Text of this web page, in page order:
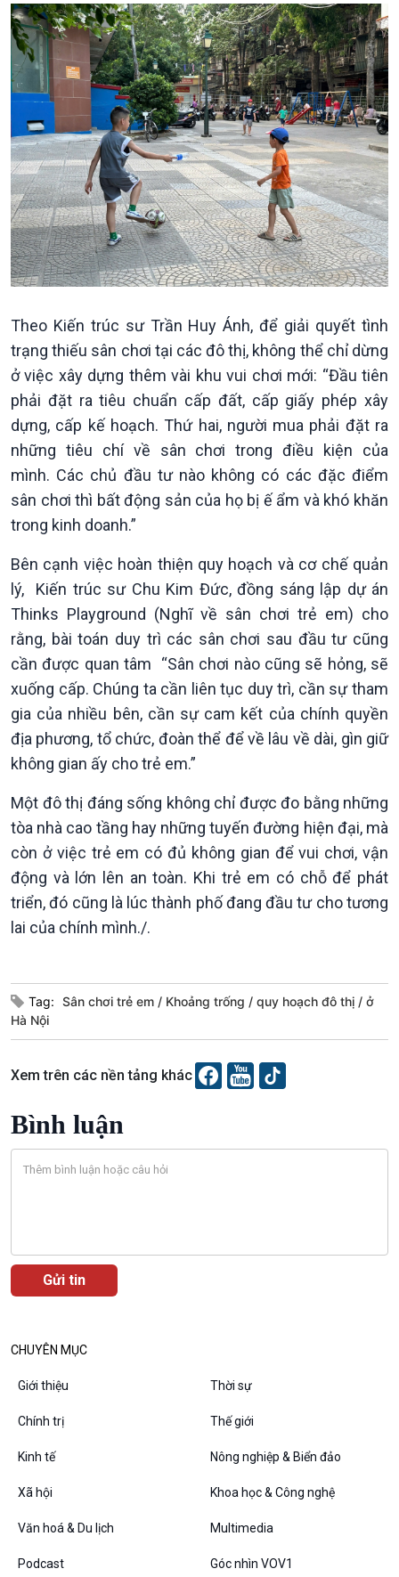
Tin Kinh tế
Trước giờ mở cửa
Dòng chảy Kinh tế
Sức sống hàng Việt
Khởi nghiệp
Tuyên chiến với gian lận
thương mại
Tin Nông nghiệp & Biển
đảo
Mùa vàng
Biển đảo Việt Nam
Tâm tình biên giới và hải
đảo
Tìm hiểu biển, đảo Việt
Nam
Xã hội
Tin Đời sống & Xã hội
360 độ Sức khỏe
Chuyển đổi Xanh
Tài nguyên và Môi trường
Chuyên gia của bạn
Bước chân đến trường
Khoa học & Công nghệ
Tin Khoa học & Công nghệ
Kết nối công nghệ
Sống chung với biến đổi
khí hậu
Văn hoá & Du lịch
Tin Văn hoá & Du lịch
Chát với người nổi tiếng
Câu chuyện Thể thao
Multimedia
Ảnh
Video
Infographic
E-Magazine
Podcast
Góc nhìn VOV1
VOV1 đặc biệt
Theo Kiến trúc sư Trần Huy Ánh, để giải quyết tình
trạng thiếu sân chơi tại các đô thị, không thể chỉ dừng
ở việc xây dựng thêm vài khu vui chơi mới: “Đầu tiên
phải đặt ra tiêu chuẩn cấp đất, cấp giấy phép xây
dựng, cấp kế hoạch. Thứ hai, người mua phải đặt ra
những tiêu chí về sân chơi trong điều kiện của
mình. Các chủ đầu tư nào không có các đặc điểm
sân chơi thì bất động sản của họ bị ế ẩm và khó khăn
trong kinh doanh.”
Bên cạnh việc hoàn thiện quy hoạch và cơ chế quản
lý, Kiến trúc sư Chu Kim Đức, đồng sáng lập dự án
Thinks Playground (Nghĩ về sân chơi trẻ em) cho
rằng, bài toán duy trì các sân chơi sau đầu tư cũng
cần được quan tâm “Sân chơi nào cũng sẽ hỏng, sẽ
xuống cấp. Chúng ta cần liên tục duy trì, cần sự tham
gia của nhiều bên, cần sự cam kết của chính quyền
địa phương, tổ chức, đoàn thể để về lâu về dài, gìn giữ
không gian ấy cho trẻ em.”
Một đô thị đáng sống không chỉ được đo bằng những
tòa nhà cao tầng hay những tuyến đường hiện đại, mà
còn ở việc trẻ em có đủ không gian để vui chơi, vận
động và lớn lên an toàn. Khi trẻ em có chỗ để phát
triển, đó cũng là lúc thành phố đang đầu tư cho tương
lai của chính mình./.
Tag: Sân chơi trẻ em Khoảng trống quy hoạch đô thị
ở
Hà Nội
Xem trên các nền tảng khác
Bình luận
CHUYÊN MỤC
Giới thiệu Thời sự
Chính trị Thế giới
Kinh tế Nông nghiệp & Biển đảo
Xã hội Khoa học & Công nghệ
Văn hoá & Du lịch Multimedia
Podcast Góc nhìn VOV1